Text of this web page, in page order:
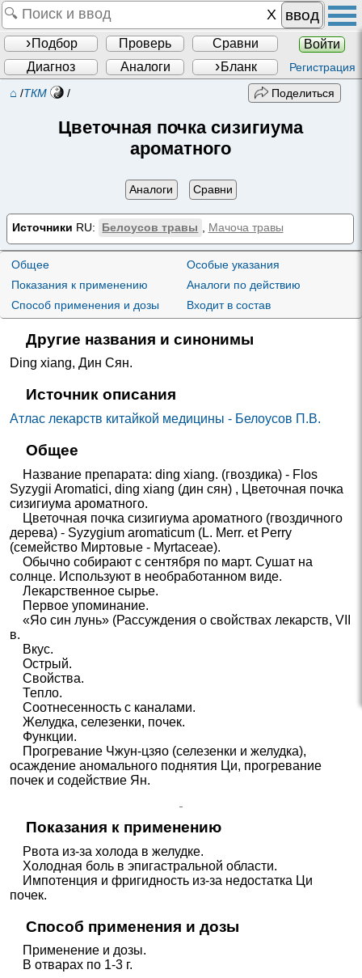
ввод
Подбор Проверь Сравни
Войти
Диагноз
Аналоги Бланк Регистрация
⌂ /ТКМ / Поделиться
Цветочная почка сизигиума
ароматного
Аналоги Сравни
Источники RU: Белоусов травы Мачоча травы
Общее
Показания к применению
Способ применения и дозы
Особые указания
Аналоги по действию
Входит в состав
Другие названия и синонимы
Ding xiang,Дин Сян.
Источник описания
Атлас лекарств китайкой медицины - Белоусов П.В.
Общее
Название препарата: ding xiang. (гвоздика) - Flos
Syzygii Aromatici, ding xiang (дин сян) , Цветочная почка
сизигиума ароматного.
Цветочная почка сизигиума ароматного (гвоздичного
дерева) - Syzygium aromaticum (L. Merr. et Perry
(семейство Миртовые - Myrtaceae).
Обычно собирают с сентября по март. Сушат на
солнце. Используют в необработанном виде.
Лекарственное сырье.
Первое упоминание.
«Яо син лунь» (Рассуждения о свойствах лекарств, VII
в.
Вкус.
Острый.
Свойства.
Тепло.
Соотнесенность с каналами.
Желудка, селезенки, почек.
Функции.
Прогревание Чжун-цзяо (селезенки и желудка),
осаждение аномального поднятия Ци, прогревание
почек и содействие Ян.
Показания к применению
Рвота из-за холода в желудке.
Холодная боль в эпигастральной области.
Импотенция и фригидность из-за недостатка Ци
почек.
Способ применения и дозы
Применение и дозы.
В отварах по 1-3 г.